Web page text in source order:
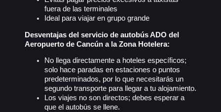
fuera de las terminales
Ideal para viajar en grupo grande
Desventajas del servicio de autobús ADO del
Aeropuerto de Cancún a la Zona Hotelera:
No llega directamente a hoteles específicos;
solo hace paradas en estaciones o puntos
predeterminados, por lo que necesitarás un
segundo transporte para llegar a tu alojamiento.
Los viajes no son directos; debes esperar a
que el autobús se llene.